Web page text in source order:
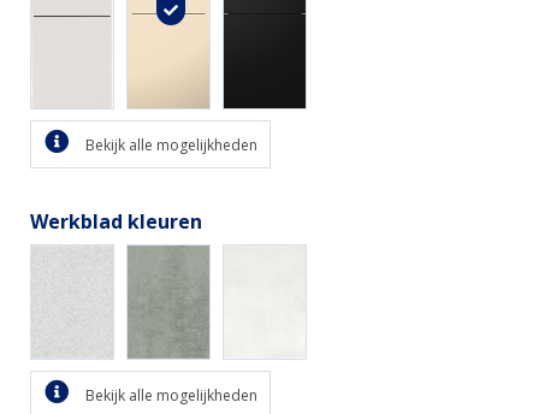
Bekijk alle mogelijkheden
Werkblad kleuren
Bekijk alle mogelijkheden